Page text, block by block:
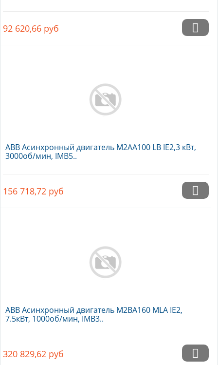
92 620,66 руб
ABB Асинхронный двигатель M2AA100 LB IE2,3 кВт,
3000об/мин, IMB5..
156 718,72 руб
ABB Асинхронный двигатель M2BA160 MLA IE2,
7.5кВт, 1000об/мин, IMB3..
320 829,62 руб